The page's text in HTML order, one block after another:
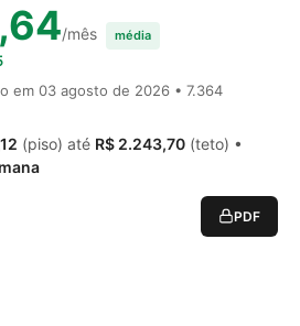
/mês média
em 03 agosto de 2026 • 7.364
(piso) até R$ 2.243,70 (teto) •
PDF